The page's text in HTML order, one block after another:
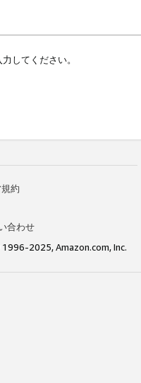
してください。
約
合わせ
2025, Amazon.com, Inc.